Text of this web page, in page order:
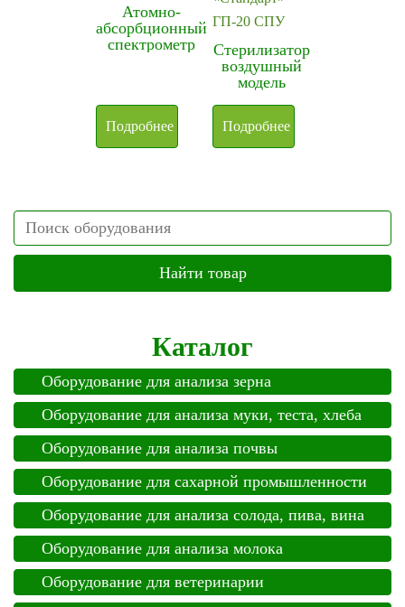
Атомно-
абсорбционный
спектрометр
Подробнее
Стерилизатор
воздушный
модель
корпусе из
нержавеющей
Подробнее
Search
Каталог
Оборудование для анализа зерна
Оборудование для анализа муки, теста, хлеба
Оборудование для анализа почвы
Оборудование для сахарной промышленности
Оборудование для анализа солода, пива, вина
Оборудование для анализа молока
Оборудование для ветеринарии